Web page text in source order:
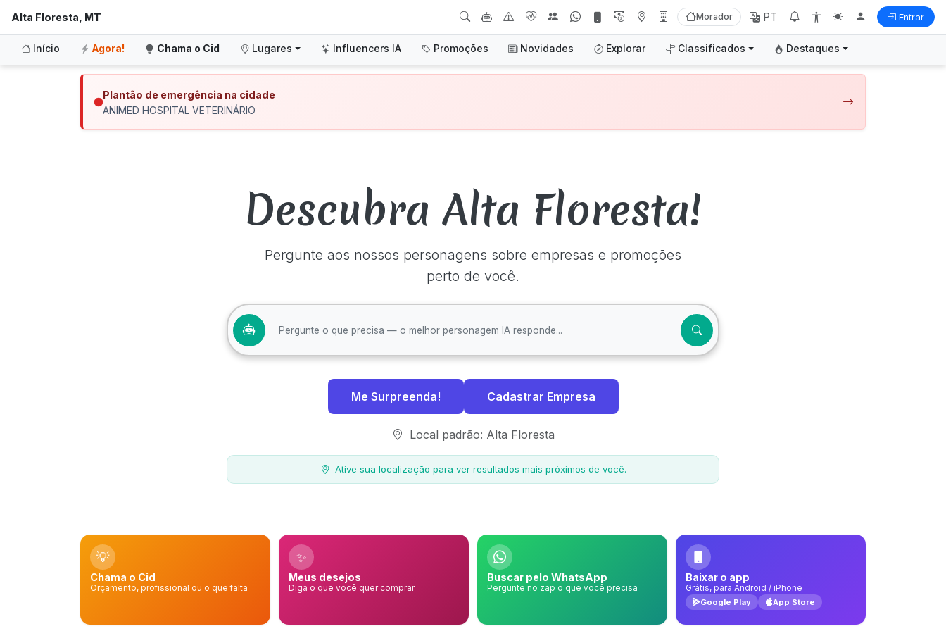
Alta Floresta, MT Morador PT Entrar
Início Agora! Chama o Cid Lugares Influencers IA Promoções Novidades Explorar Classificados Destaques
Plantão de emergência na cidade
ANIMED HOSPITAL VETERINÁRIO
Descubra Alta Floresta!
Pergunte aos nossos personagens sobre empresas e promoções
perto de você.
Me Surpreenda! Cadastrar Empresa
Local padrão: Alta Floresta
Ative sua localização para ver resultados mais próximos de você.
💡
Chama o Cid
Orçamento, profissional ou o que falta
✨
Meus desejos
Diga o que você quer comprar
Buscar pelo WhatsApp
Pergunte no zap o que você precisa
Baixar o app
Grátis, para Android / iPhone
Google Play
App Store